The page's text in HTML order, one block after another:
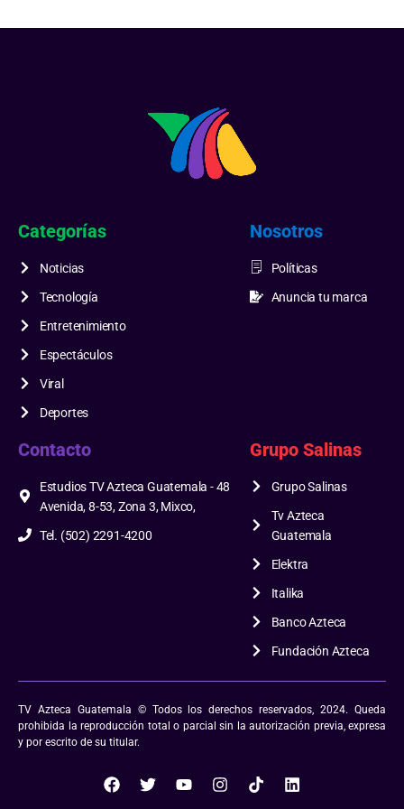
Categorías
Noticias
Tecnología
Entretenimiento
Espectáculos
Viral
Deportes
Nosotros
Políticas
Anuncia tu marca
Contacto
Estudios TV Azteca Guatemala - 48
Avenida, 8-53, Zona 3, Mixco,
Tel. (502) 2291-4200
Grupo Salinas
Grupo Salinas
Tv Azteca
Guatemala
Elektra
Italika
Banco Azteca
Fundación Azteca
TV Azteca Guatemala © Todos los derechos reservados, 2024. Queda
prohibida la reproducción total o parcial sin la autorización previa, expresa
y por escrito de su titular.